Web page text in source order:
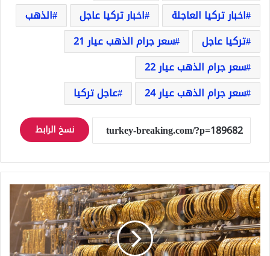
اخبار تركيا العاجلة
اخبار تركيا عاجل
الذهب
تركيا عاجل
سعر جرام الذهب عيار 21
سعر جرام الذهب عيار 22
سعر جرام الذهب عيار 24
عاجل تركيا
نسخ الرابط
هل
الوقت
مناسب
لشراء
الذهب